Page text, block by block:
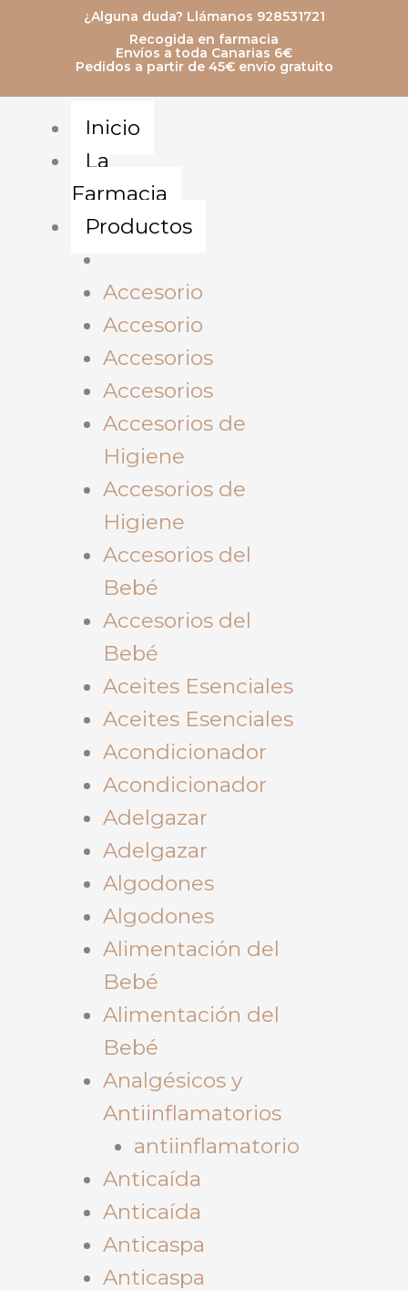
¿Alguna duda? Llámanos 928531721
Recogida en farmacia
Envíos a toda Canarias 6€
Pedidos a partir de 45€ envío gratuito
Inicio
La
Farmacia
Productos
Accesorio
Accesorio
Accesorios
Accesorios
Accesorios de
Higiene
Accesorios de
Higiene
Accesorios del
Bebé
Accesorios del
Bebé
Aceites Esenciales
Aceites Esenciales
Acondicionador
Acondicionador
Adelgazar
Adelgazar
Algodones
Algodones
Alimentación del
Bebé
Alimentación del
Bebé
Analgésicos y
Antiinflamatorios
antiinflamatorio
Anticaída
Anticaída
Anticaspa
Anticaspa